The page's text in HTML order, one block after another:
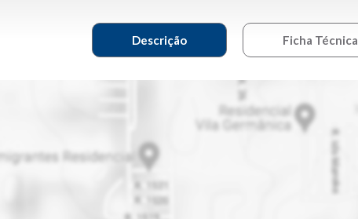
Descrição Ficha Técnica